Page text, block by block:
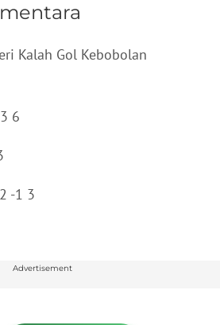
Kalah Gol Kebobolan
6
-1 3
Advertisement